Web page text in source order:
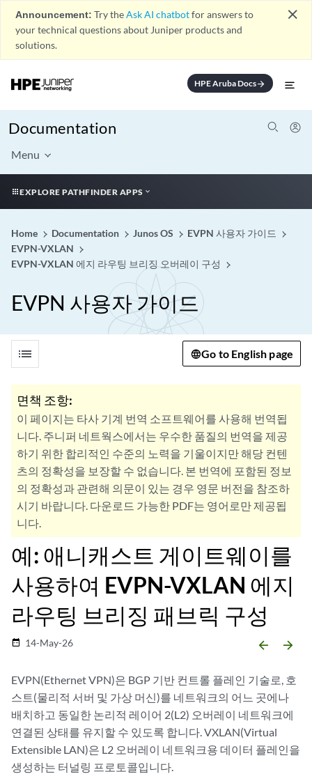
Announcement: Try theAsk AI chatbotfor answers to
your technical questions about Juniper products and
solutions.
close
HPE Aruba Docsarrow_forward
Documentation
Menu
EXPLORE PATHFINDER APPS
Home Documentation Junos OS
EVPN 사용자 가이드
EVPN-VXLAN
EVPN-VXLAN 에지 라우팅 브리징 오버레이 구성
EVPN 사용자 가이드
list Go to English page
면책 조항:
이 페이지는 타사 기계 번역 소프트웨어를 사용해 번역됩
니다. 주니퍼 네트웍스에서는 우수한 품질의 번역을 제공
하기 위한 합리적인 수준의 노력을 기울이지만 해당 컨텐
츠의 정확성을 보장할 수 없습니다. 본 번역에 포함된 정보
의 정확성과 관련해 의문이 있는 경우 영문 버전을 참조하
시기 바랍니다. 다운로드 가능한 PDF는 영어로만 제공됩
니다.
예: 애니캐스트 게이트웨이를
사용하여 EVPN-VXLAN 에지
라우팅 브리징 패브릭 구성
date_range 14-May-26 arrow_backward arrow_forward
EVPN(Ethernet VPN)은 BGP 기반 컨트롤 플레인 기술로, 호
스트(물리적 서버 및 가상 머신)를 네트워크의 어느 곳에나
배치하고 동일한 논리적 레이어 2(L2) 오버레이 네트워크에
연결된 상태를 유지할 수 있도록 합니다. VXLAN(Virtual
Extensible LAN)은 L2 오버레이 네트워크용 데이터 플레인을
생성하는 터널링 프로토콜입니다.